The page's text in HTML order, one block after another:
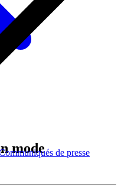
de presse
mode